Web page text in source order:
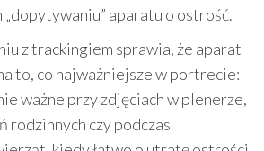
„dopytywaniu” aparatu o ostrość.
z trackingiem sprawia, że aparat
to, co najważniejsze w portrecie:
ważne przy zdjęciach w plenerze,
rodzinnych czy podczas